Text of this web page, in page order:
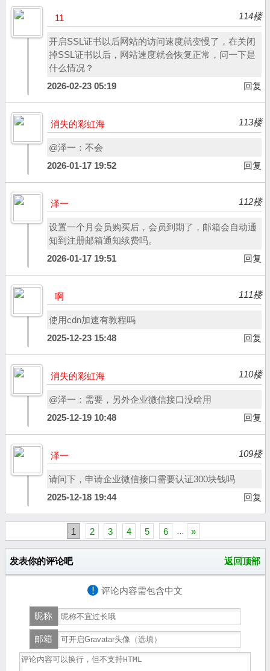
11 114楼
开启SSL证书以后网站的访问速度就变慢了，在关闭
掉SSL证书以后，网站速度就会恢复正常，问一下是
什么情况？
2026-02-23 05:19
回复
消失的彩虹海 113楼
@泽一：不会
2026-01-17 19:52
回复
泽一 112楼
设置一个月会员购买后，会员到期了，邮箱会自动通
知到注册邮箱通知续费吗。
2026-01-17 19:51
回复
啊 111楼
使用cdn加速有教程吗
2025-12-23 15:48
回复
消失的彩虹海 110楼
@泽一：需要，另外企业微信接口没啥用
2025-12-19 10:48
回复
泽一 109楼
请问下，申请企业微信接口需要认证300块钱吗
2025-12-18 19:44
回复
1 2 3 4 5 6 ... »
发表你的评论吧 返回顶部
! 评论内容需包含中文
昵称
邮箱